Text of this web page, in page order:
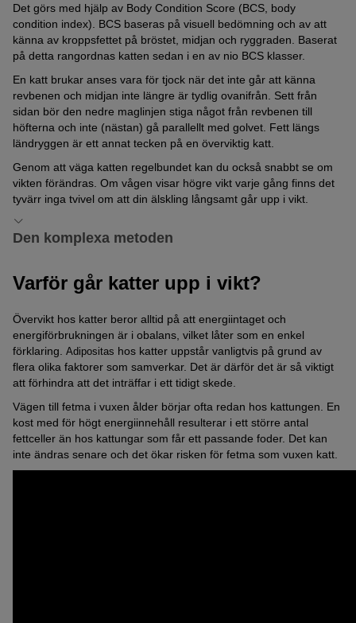
Det görs med hjälp av Body Condition Score (BCS, body
condition index). BCS baseras på visuell bedömning och av att
känna av kroppsfettet på bröstet, midjan och ryggraden. Baserat
på detta rangordnas katten sedan i en av nio BCS klasser.
En katt brukar anses vara för tjock när det inte går att känna
revbenen och midjan inte längre är tydlig ovanifrån. Sett från
sidan bör den nedre maglinjen stiga något från revbenen till
höfterna och inte (nästan) gå parallellt med golvet. Fett längs
ländryggen är ett annat tecken på en överviktig katt.
Genom att väga katten regelbundet kan du också snabbt se om
vikten förändras. Om vågen visar högre vikt varje gång finns det
tyvärr inga tvivel om att din älskling långsamt går upp i vikt.
Den komplexa metoden
En annan enkel metod för att bestämma fetma är Feline BMI
hullbedömningssystem är utvecklat för katter. Med denna metod
anses procentsatserna 10 till 30 procent vara normalt hos katter.
Om värdet är över 30 procent talar det för övervikt eller fetma.
För att beräkna FBMI behöver du två värden: bröstets omkrets i
hälbenet i centimeter). Sedan bestäms procentandelen kroppsfett
enligt följande ekvation:
Varför går katter upp i vikt?
Övervikt hos katter beror alltid på att energiintaget och
energiförbrukningen är i obalans, vilket låter som en enkel
förklaring. Adipositas hos katter uppstår vanligtvis på grund av
flera olika faktorer som samverkar. Det är därför det är så viktigt
att förhindra att det inträffar i ett tidigt skede.
Vägen till fetma i vuxen ålder börjar ofta redan hos kattungen. En
kost med för högt energiinnehåll resulterar i ett större antal
fettceller än hos kattungar som får ett passande foder. Det kan
inte ändras senare och det ökar risken för fetma som vuxen katt.